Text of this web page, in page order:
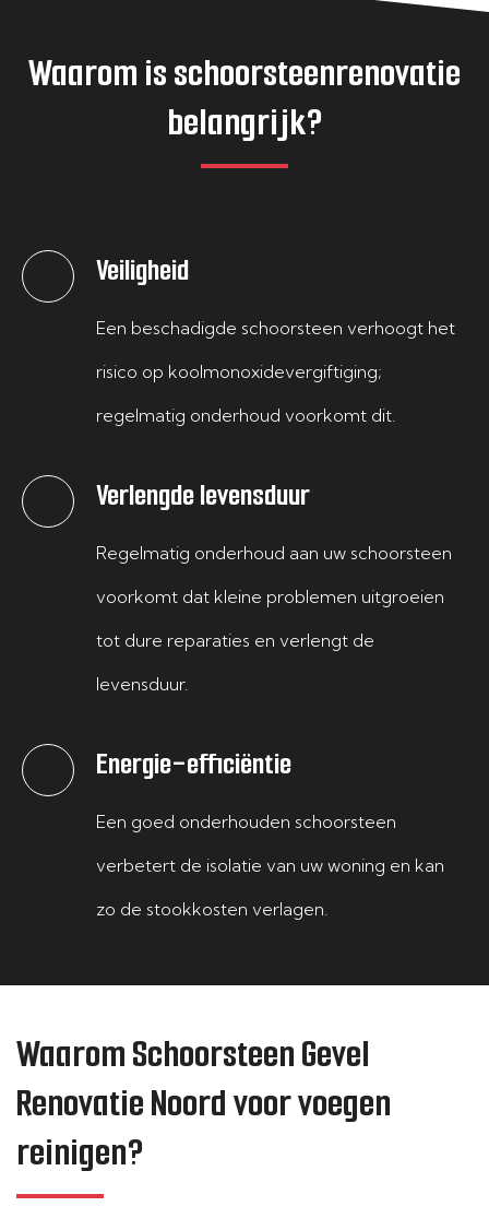
Waarom is schoorsteenrenovatie
belangrijk?
Veiligheid
Een beschadigde schoorsteen verhoogt het
risico op koolmonoxidevergiftiging;
regelmatig onderhoud voorkomt dit.
Verlengde levensduur
Regelmatig onderhoud aan uw schoorsteen
voorkomt dat kleine problemen uitgroeien
tot dure reparaties en verlengt de
levensduur.
Energie-efficiëntie
Een goed onderhouden schoorsteen
verbetert de isolatie van uw woning en kan
zo de stookkosten verlagen.
Waarom Schoorsteen Gevel
Renovatie Noord voor voegen
reinigen?